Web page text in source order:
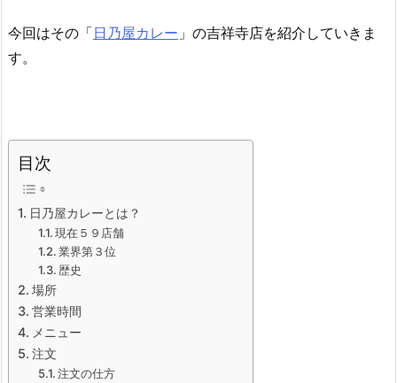
今回はその「日乃屋カレー 」の吉祥寺店を紹介していきま
す。
目次
日乃屋カレーとは？
現在５９店舗
業界第３位
歴史
場所
営業時間
メニュー
注文
注文の仕方